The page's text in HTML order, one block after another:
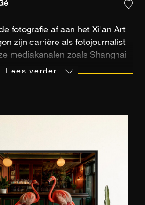
fotografie af aan het Xi'an Art
zijn carrière als fotojournalist
mediakanalen zoals Shanghai
Post, Getty Images en Reuters
deze kunst in het tijdperk van
in twijfel wordt getrokken.
Lees verder